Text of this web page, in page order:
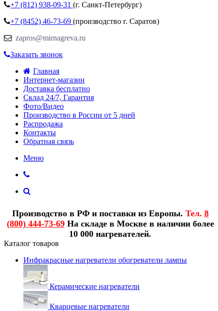
+7 (812) 938-09-31 (г. Санкт-Петербург)
+7 (8452) 46-73-69 (производство г. Саратов)
zapros@mirnagreva.ru
Заказать звонок
Главная
Интернет-магазин
Доставка бесплатно
Склад 24/7, Гарантия
Фото/Видео
Производство в России от 5 дней
Распродажа
Контакты
Обратная связь
Меню
Производство в РФ и поставки из Европы. Тел. 8
(800) 444-73-69На складе в Москве в наличии более
10 000 нагревателей.
Каталог товаров
Инфракрасные нагреватели обогреватели лампы
Керамические нагреватели
Кварцевые нагреватели